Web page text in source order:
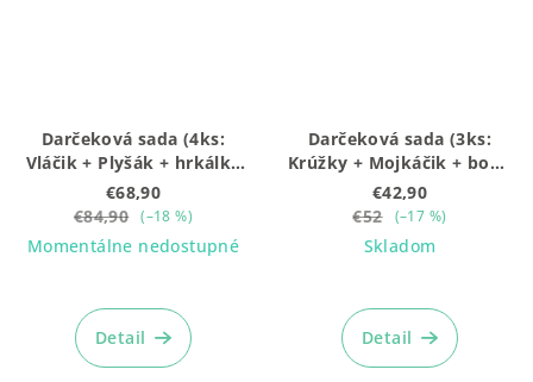
Darčeková sada (4ks:
Vláčik + Plyšák + hrkálka
+ box), stredná ružová
BEZ gravírovania
€68,90
€84,90 (–18 %)
Momentálne nedostupné
Detail
Darčeková sada (3ks:
Krúžky + Mojkáčik + box),
malá zelená BEZ
gravírovania
€42,90
€52
(–17 %)
Skladom
Detail